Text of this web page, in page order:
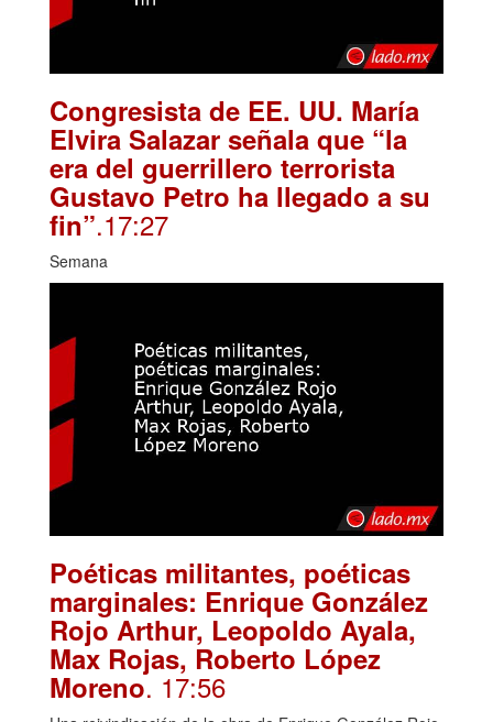
Congresista de EE. UU. María
Elvira Salazar señala que “la
era del guerrillero terrorista
Gustavo Petro ha llegado a su
fin”.17:27
Semana
Poéticas militantes, poéticas
marginales: Enrique González
Rojo Arthur, Leopoldo Ayala,
Max Rojas, Roberto López
Moreno. 17:56